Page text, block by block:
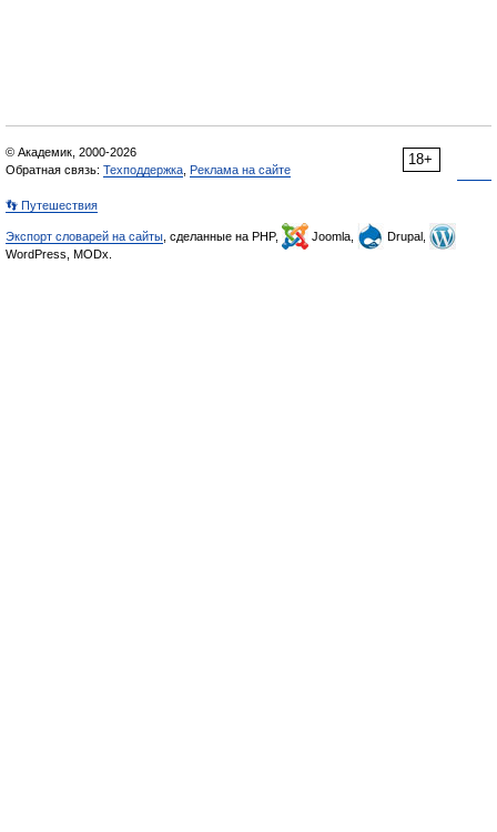
18+
© Академик, 2000-2026
Обратная связь: Техподдержка Реклама на сайте
👣 Путешествия
Экспорт словарей на сайты , сделанные на PHP, Joomla,
Drupal,
WordPress, MODx.